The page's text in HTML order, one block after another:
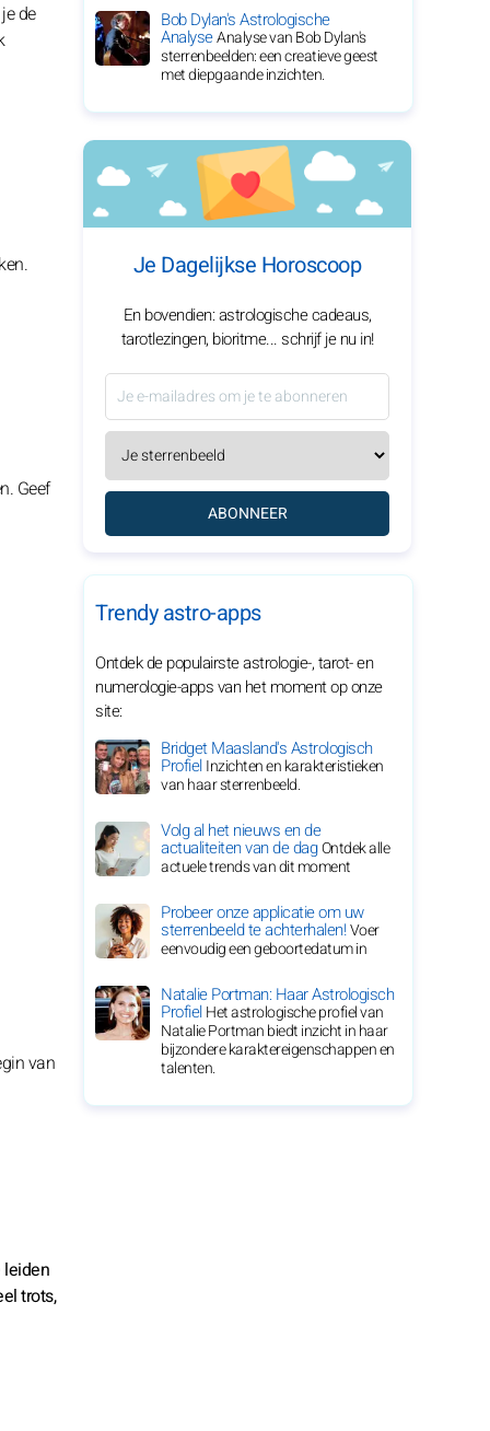
de
Geef
van
leiden
trots,
Bob Dylan's Astrologische
AnalyseAnalyse van Bob Dylan's
sterrenbeelden: een creatieve geest
met diepgaande inzichten.
Je Dagelijkse Horoscoop
En bovendien: astrologische cadeaus,
tarotlezingen, bioritme... schrijf je nu in!
ABONNEER
Trendy astro-apps
Ontdek de populairste astrologie-, tarot- en
numerologie-apps van het moment op onze
site:
Bridget Maasland's Astrologisch
ProfielInzichten en karakteristieken
van haar sterrenbeeld.
Volg al het nieuws en de
actualiteiten van de dagOntdek alle
actuele trends van dit moment
Probeer onze applicatie om uw
sterrenbeeld te achterhalen!Voer
eenvoudig een geboortedatum in
Natalie Portman: Haar Astrologisch
ProfielHet astrologische profiel van
Natalie Portman biedt inzicht in haar
bijzondere karaktereigenschappen en
talenten.